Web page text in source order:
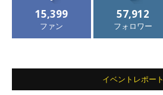
15,399
ファン
57,912
フォロワー
イベントレポート